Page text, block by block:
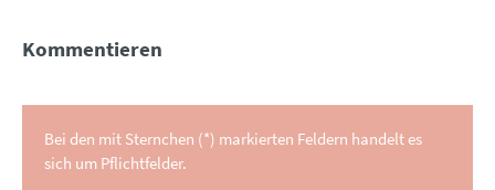
Kommentieren
Bei den mit Sternchen (*) markierten Feldern handelt es
sich um Pflichtfelder.